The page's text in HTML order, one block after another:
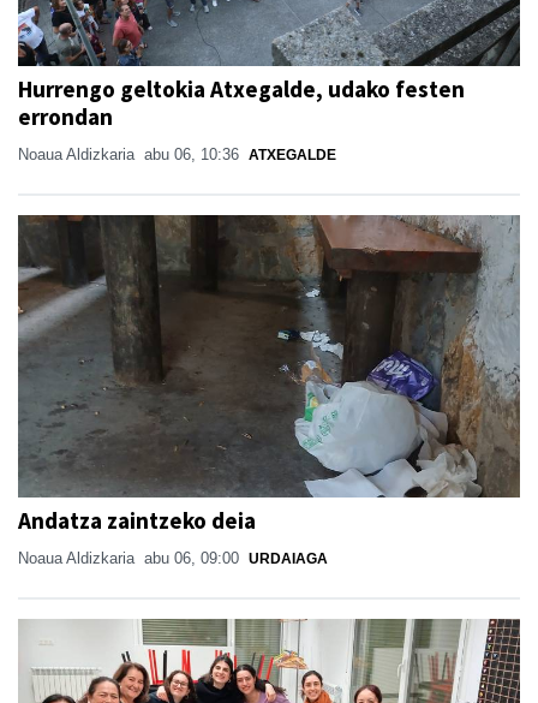
Hurrengo geltokia Atxegalde, udako festen
errondan
Noaua Aldizkaria abu 06, 10:36 ATXEGALDE
Andatza zaintzeko deia
Noaua Aldizkaria abu 06, 09:00 URDAIAGA